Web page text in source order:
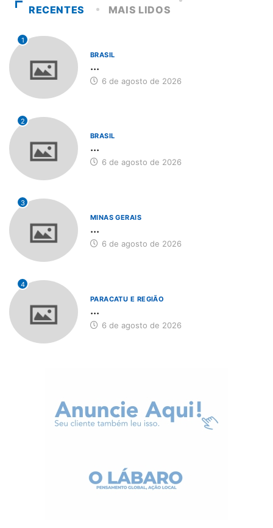
RECENTES MAIS LIDOS
1
BRASIL
...
6 de agosto de 2026
2
BRASIL
...
6 de agosto de 2026
3
MINAS GERAIS
...
6 de agosto de 2026
4
PARACATU E REGIÃO
...
6 de agosto de 2026